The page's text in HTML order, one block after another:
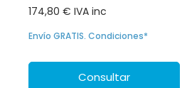
174,80 € IVA inc
Envío GRATIS. Condiciones*
Consultar